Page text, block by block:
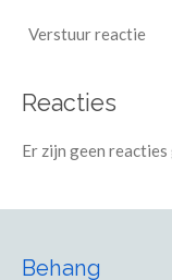
Verstuur reactie
Reacties
Er zijn geen
Behang